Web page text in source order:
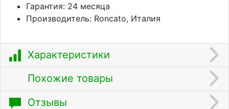
Гарантия: 24 месяца
Производитель: Roncato, Италия
Характеристики
Похожие товары
Отзывы